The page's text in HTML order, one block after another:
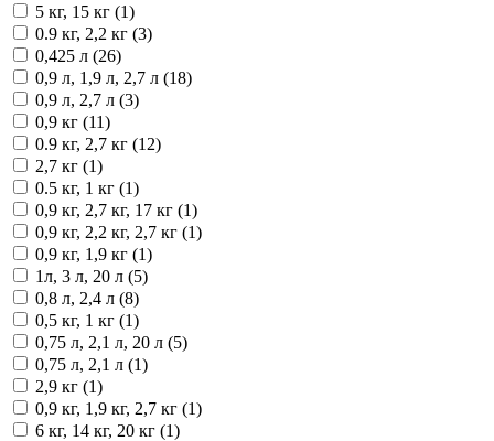
5 кг, 15 кг (1)
0.9 кг, 2,2 кг (3)
0,425 л (26)
0,9 л, 1,9 л, 2,7 л (18)
0,9 л, 2,7 л (3)
0,9 кг (11)
0.9 кг, 2,7 кг (12)
2,7 кг (1)
0.5 кг, 1 кг (1)
0,9 кг, 2,7 кг, 17 кг (1)
0,9 кг, 2,2 кг, 2,7 кг (1)
0,9 кг, 1,9 кг (1)
1л, 3 л, 20 л (5)
0,8 л, 2,4 л (8)
0,5 кг, 1 кг (1)
0,75 л, 2,1 л, 20 л (5)
0,75 л, 2,1 л (1)
2,9 кг (1)
0,9 кг, 1,9 кг, 2,7 кг (1)
6 кг, 14 кг, 20 кг (1)